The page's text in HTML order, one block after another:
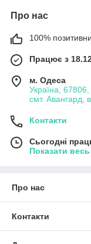
Про нас
100%
Працює з
м. Одеса
Україна,
смт. Авангард,
Контакти
Сьогодні
Показати
Про нас
Контакти